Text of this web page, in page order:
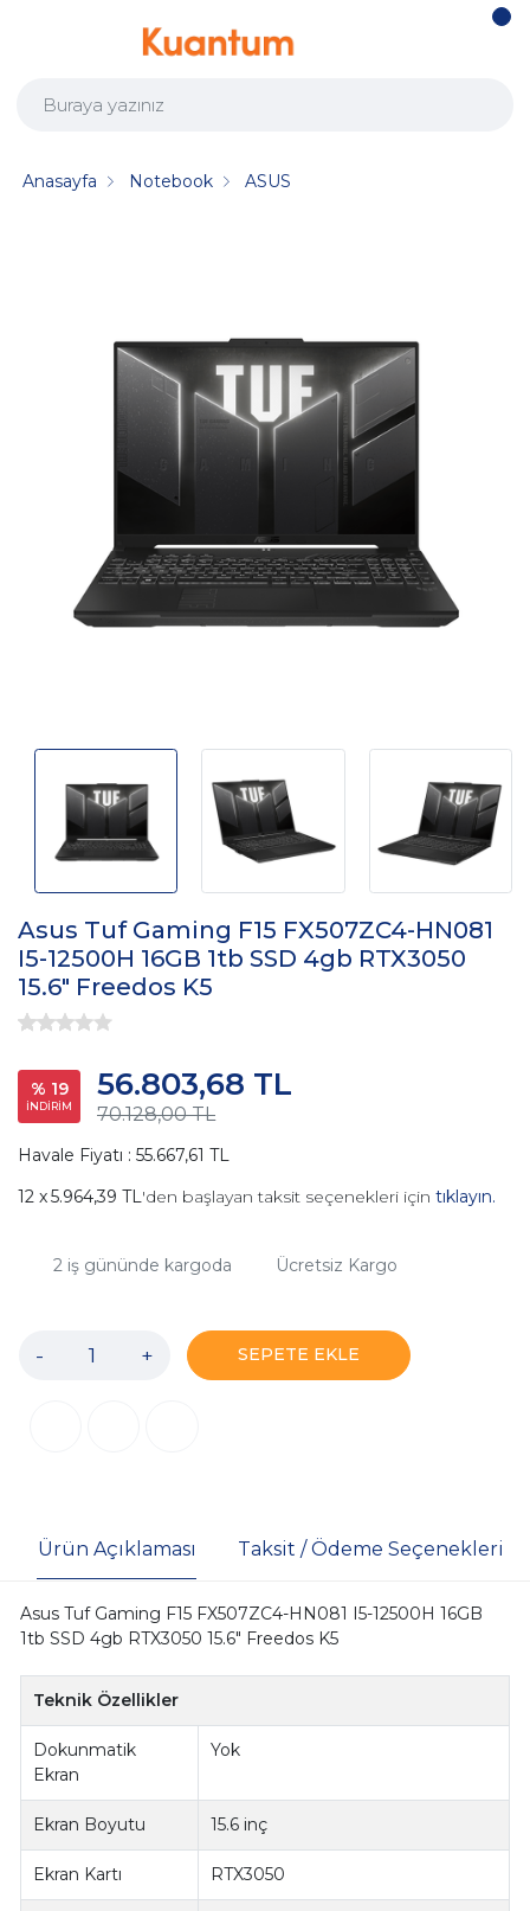
Anasayfa Notebook ASUS
Asus Tuf Gaming F15 FX507ZC4-HN081
I5-12500H 16GB 1tb SSD 4gb RTX3050
15.6" Freedos K5
% 19
İNDİRİM 70.128,00 TL
56.803,68 TL
Havale Fiyatı : 55.667,61 TL
5.964,39 TL'den başlayan taksit seçenekleri için tıklayın.
2iş gününde kargoda Ücretsiz Kargo
- + SEPETE EKLE
Ürün Açıklaması Taksit / Ödeme Seçenekleri
Asus Tuf Gaming F15 FX507ZC4-HN081 I5-12500H 16GB
1tb SSD 4gb RTX3050 15.6" Freedos K5
Teknik Özellikler
Dokunmatik
Ekran
Yok
Ekran Boyutu 15.6 inç
Ekran Kartı RTX3050